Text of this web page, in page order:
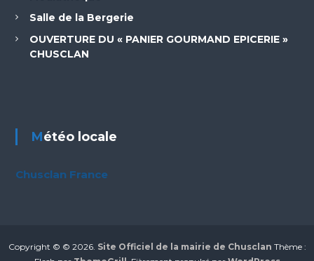
Salle de la Bergerie
OUVERTURE DU « PANIER GOURMAND EPICERIE »
CHUSCLAN
Météo locale
Chusclan France
Copyright © © 2026. Site Officiel de la mairie de Chusclan Thème :